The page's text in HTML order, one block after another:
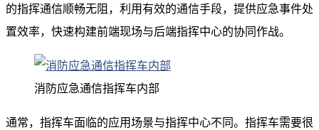
的指挥通信顺畅无阻，利用有效的通信手段，提供应急事件处
置效率，快速构建前端现场与后端指挥中心的协同作战。
消防应急通信指挥车内部
通常，指挥车面临的应用场景与指挥中心不同。指挥车需要很